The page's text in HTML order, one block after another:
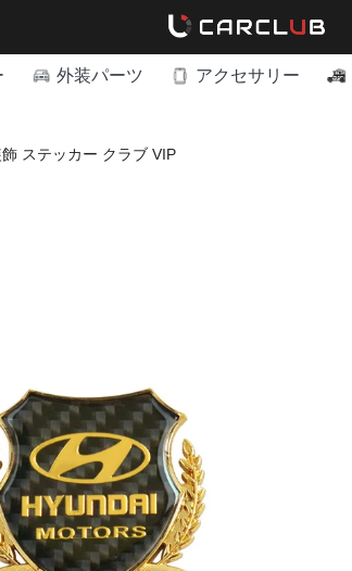
外装パーツ アクセサリー
ステッカー クラブ VIP